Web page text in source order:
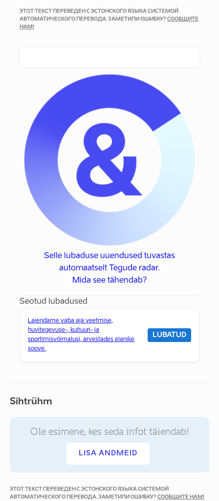
ЭТОТ ТЕКСТ ПЕРЕВЕДЕН С ЭСТОНСКОГО ЯЗЫКА СИСТЕМОЙ
АВТОМАТИЧЕСКОГО ПЕРЕВОДА. ЗАМЕТИЛИ ОШИБКУ? СООБЩИТЕ
НАМ!
Selle lubaduse uuendused tuvastas
automaatselt Tegude radar.
Mida see tähendab?
Seotud lubadused
Laiendame vaba aja veetmise,
huvitegevuse-, kultuuri- ja
sportimisvõimalusi, arvestades elanike
soove.
LUBATUD
Sihtrühm
Ole esimene, kes seda infot täiendab!
LISA ANDMEID
ЭТОТ ТЕКСТ ПЕРЕВЕДЕН С ЭСТОНСКОГО ЯЗЫКА СИСТЕМОЙ
АВТОМАТИЧЕСКОГО ПЕРЕВОДА. ЗАМЕТИЛИ ОШИБКУ? СООБЩИТЕ НАМ!